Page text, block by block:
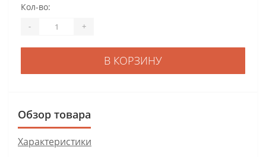
Кол-во:
- +
В КОРЗИНУ
Обзор товара
Характеристики